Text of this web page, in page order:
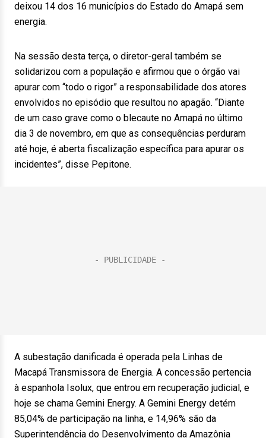
deixou 14 dos 16 municípios do Estado do Amapá sem
energia.
Na sessão desta terça, o diretor-geral também se
solidarizou com a população e afirmou que o órgão vai
apurar com “todo o rigor” a responsabilidade dos atores
envolvidos no episódio que resultou no apagão. “Diante
de um caso grave como o blecaute no Amapá no último
dia 3 de novembro, em que as consequências perduram
até hoje, é aberta fiscalização específica para apurar os
incidentes”, disse Pepitone.
A subestação danificada é operada pela Linhas de
Macapá Transmissora de Energia. A concessão pertencia
à espanhola Isolux, que entrou em recuperação judicial, e
hoje se chama Gemini Energy. A Gemini Energy detém
85,04% de participação na linha, e 14,96% são da
Superintendência do Desenvolvimento da Amazônia